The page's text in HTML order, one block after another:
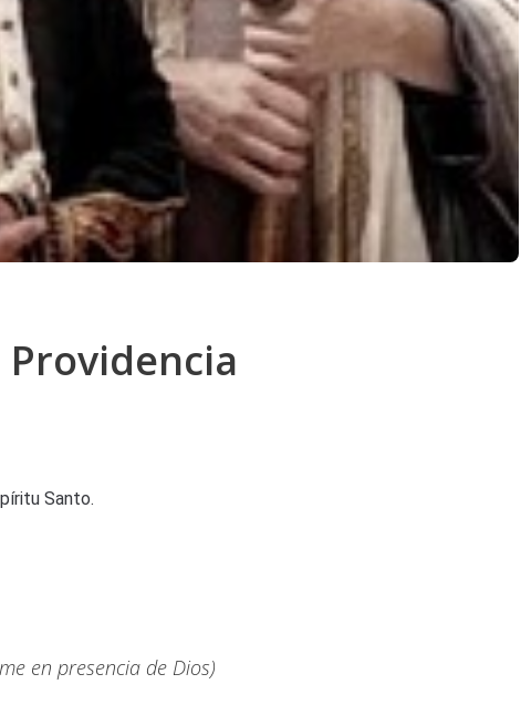
Providencia
Santo.
en presencia de Dios)